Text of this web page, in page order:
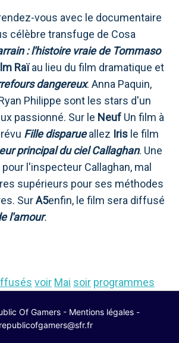
vous avec le documentaire
célèbre transfuge de Cosa
: l'histoire vraie de Tommaso
Raïau lieu du film dramatique et
dangereux. Anna Paquin,
Philippe sont les stars d'un
passionné. Sur le Neuf Un film à
Fille disparueallez Iris le film
principal du ciel Callaghan. Une
l'inspecteur Callaghan, mal
supérieurs pour ses méthodes
SurA5enfin, le film sera diffusé
l'amour.
voir Mai soir programmes
Of Gamers - Mentions légales-
republicofgamers@sfr.fr